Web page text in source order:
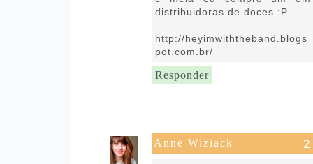
distribuidoras de doces :P
http://heyimwiththeband.blogs
pot.com.br/
Responder
Anne Wiziack